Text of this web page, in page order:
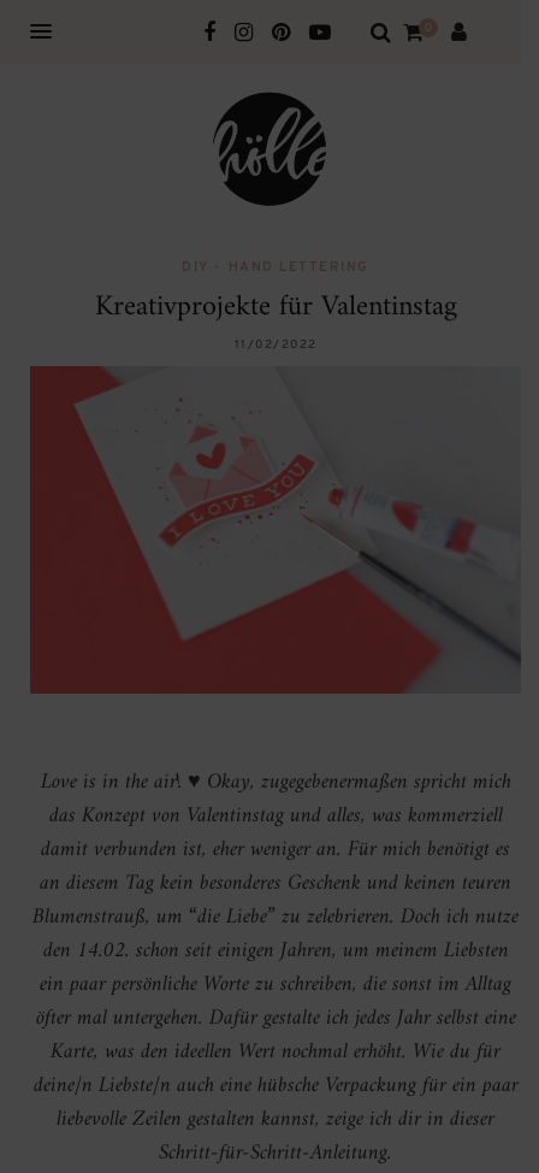
0
DIY HAND LETTERING
Kreativprojekte für Valentinstag
11/02/2022
Love is in the air! ♥ Okay, zugegebenermaßen spricht mich
das Konzept von Valentinstag und alles, was kommerziell
damit verbunden ist, eher weniger an. Für mich benötigt es
an diesem Tag kein besonderes Geschenk und keinen teuren
Blumenstrauß, um “die Liebe” zu zelebrieren. Doch ich nutze
den 14.02. schon seit einigen Jahren, um meinem Liebsten
ein paar persönliche Worte zu schreiben, die sonst im Alltag
öfter mal untergehen. Dafür gestalte ich jedes Jahr selbst eine
Karte, was den ideellen Wert nochmal erhöht. Wie du für
deine/n Liebste/n auch eine hübsche Verpackung für ein paar
liebevolle Zeilen gestalten kannst, zeige ich dir in dieser
Schritt-für-Schritt-Anleitung.